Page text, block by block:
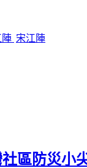
陣 宋江陣
區防災小